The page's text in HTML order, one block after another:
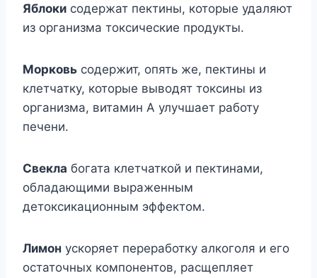
Яблоки содержат пектины, которые удаляют
из организма токсические продукты.
Морковь содержит, опять же, пектины и
клетчатку, которые выводят токсины из
организма, витамин А улучшает работу
печени.
Свекла богата клетчаткой и пектинами,
обладающими выраженным
детоксикационным эффектом.
Лимон ускоряет переработку алкоголя и его
остаточных компонентов, расщепляет